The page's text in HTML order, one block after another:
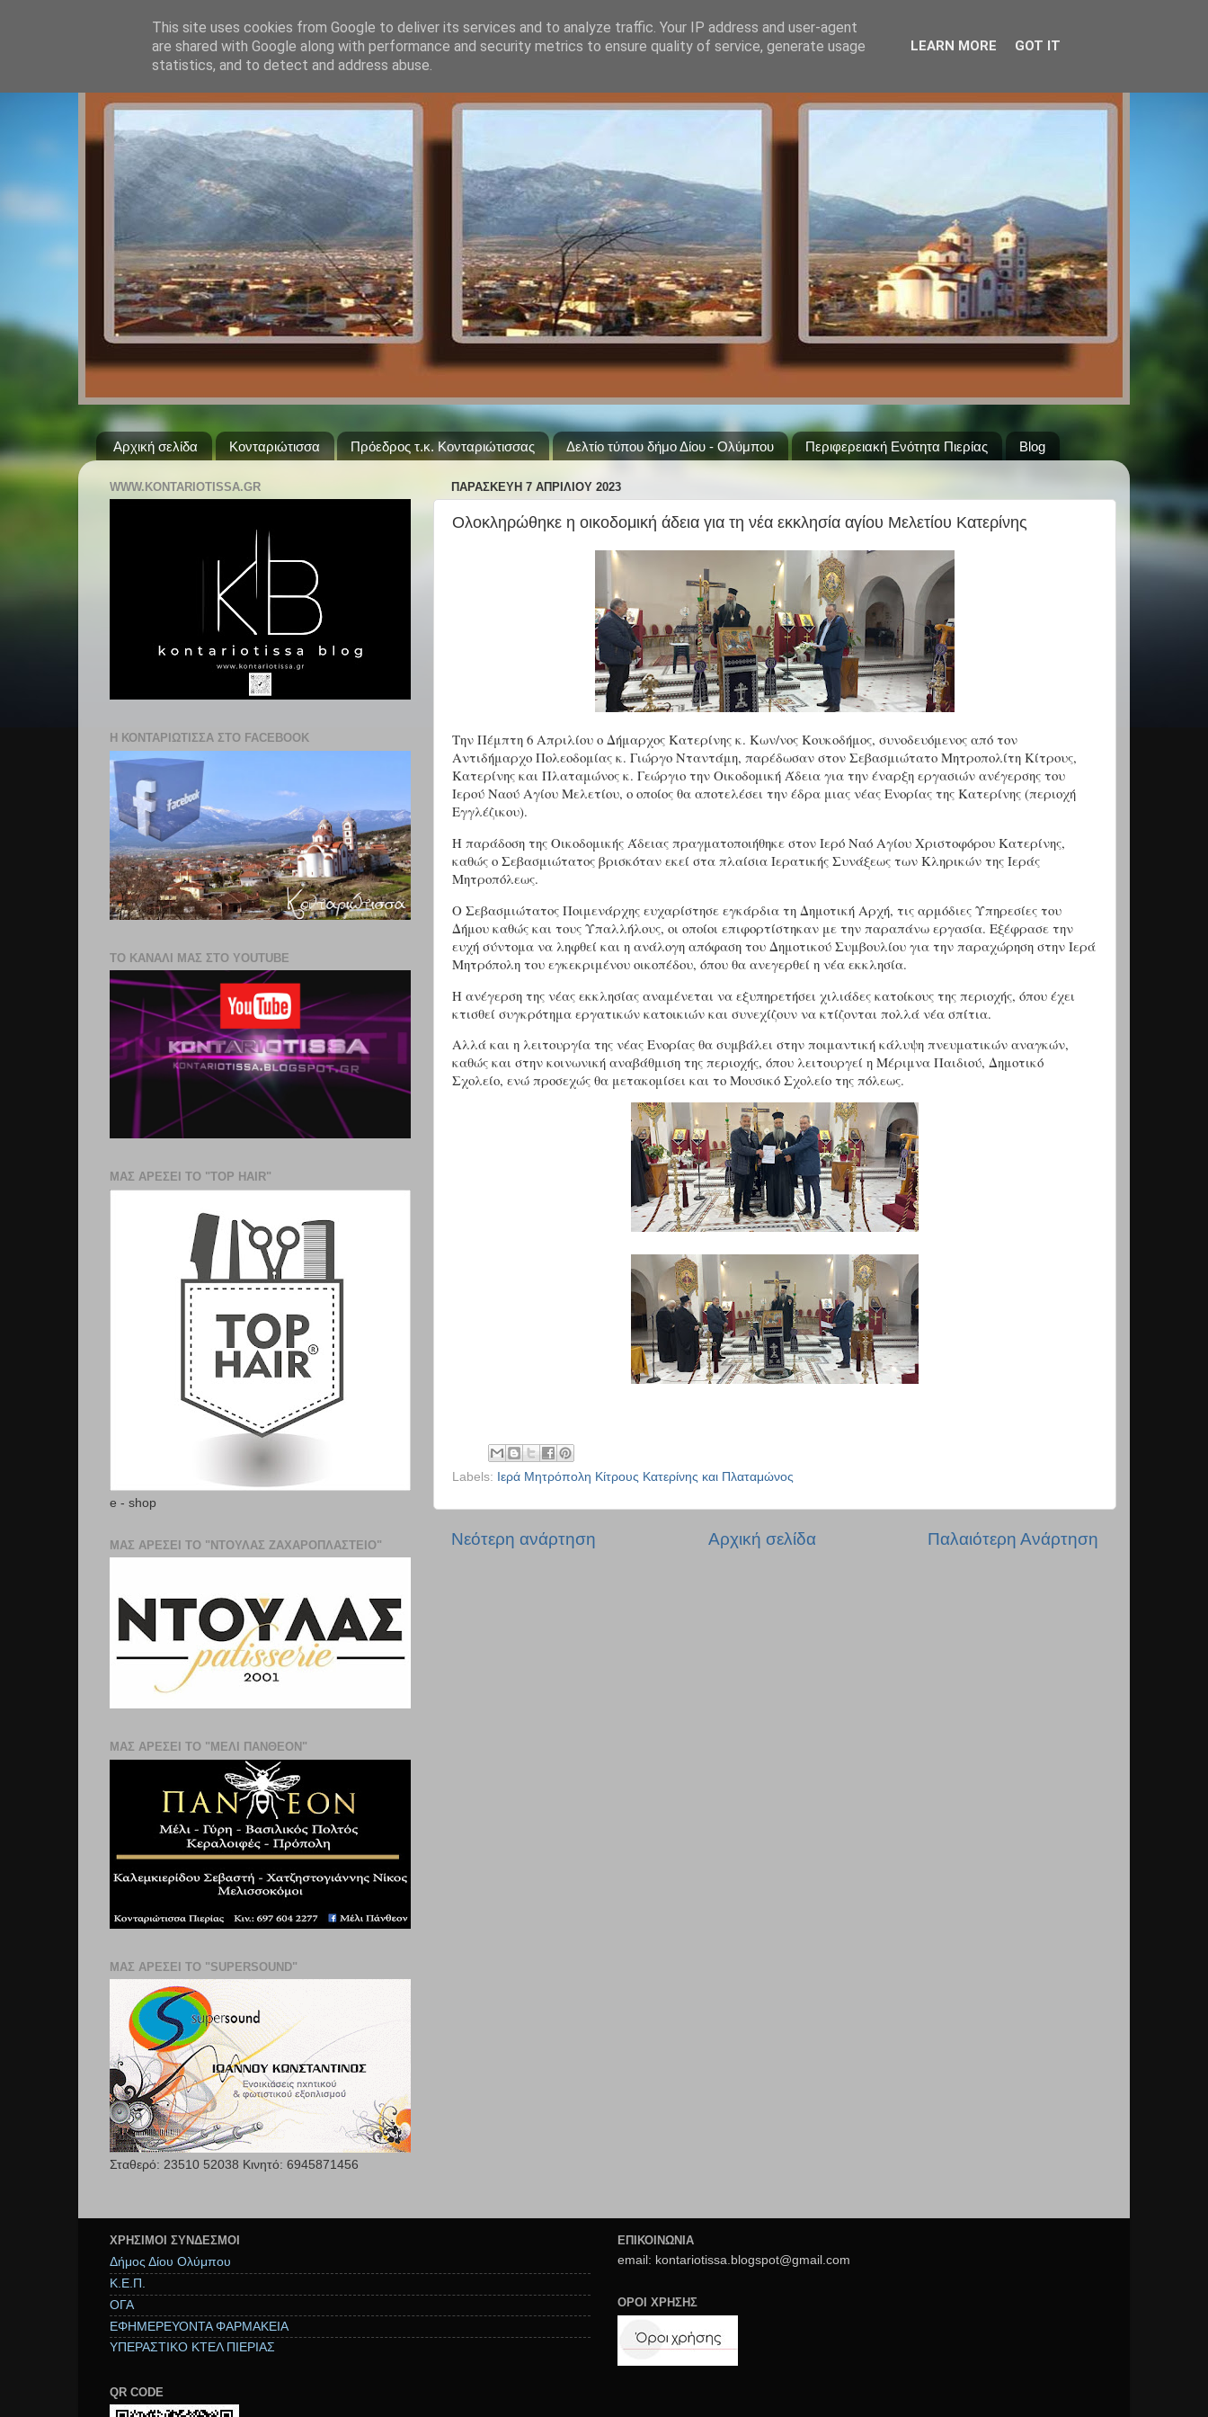
Αρχική σελίδα Κονταριώτισσα Πρόεδρος τ.κ. Κονταριώτισσας Δελτίο τύπου δήμο Δίου - Ολύμπου Περιφερειακή Ενότητα Πιερίας Blog
ΠΑΡΑΣΚΕΥΉ 7 ΑΠΡΙΛΊΟΥ 2023
Ολοκληρώθηκε η οικοδομική άδεια για τη νέα εκκλησία αγίου Μελετίου Κατερίνης
Την Πέμπτη 6 Απριλίου ο Δήμαρχος Κατερίνης κ. Κων/νος Κουκοδήμος, συνοδευόμενος από τον
Αντιδήμαρχο Πολεοδομίας κ. Γιώργο Νταντάμη, παρέδωσαν στον Σεβασμιώτατο Μητροπολίτη Κίτρους,
Κατερίνης και Πλαταμώνος κ. Γεώργιο την Οικοδομική Άδεια για την έναρξη εργασιών ανέγερσης του
Ιερού Ναού Αγίου Μελετίου, ο οποίος θα αποτελέσει την έδρα μιας νέας Ενορίας της Κατερίνης (περιοχή
Εγγλέζικου).
Η παράδοση της Οικοδομικής Άδειας πραγματοποιήθηκε στον Ιερό Ναό Αγίου Χριστοφόρου Κατερίνης,
καθώς ο Σεβασμιώτατος βρισκόταν εκεί στα πλαίσια Ιερατικής Συνάξεως των Κληρικών της Ιεράς
Μητροπόλεως.
Ο Σεβασμιώτατος Ποιμενάρχης ευχαρίστησε εγκάρδια τη Δημοτική Αρχή, τις αρμόδιες Υπηρεσίες του
Δήμου καθώς και τους Υπαλλήλους, οι οποίοι επιφορτίστηκαν με την παραπάνω εργασία. Εξέφρασε την
ευχή σύντομα να ληφθεί και η ανάλογη απόφαση του Δημοτικού Συμβουλίου για την παραχώρηση στην Ιερά
Μητρόπολη του εγκεκριμένου οικοπέδου, όπου θα ανεγερθεί η νέα εκκλησία.
Η ανέγερση της νέας εκκλησίας αναμένεται να εξυπηρετήσει χιλιάδες κατοίκους της περιοχής, όπου έχει
κτισθεί συγκρότημα εργατικών κατοικιών και συνεχίζουν να κτίζονται πολλά νέα σπίτια.
Αλλά και η λειτουργία της νέας Ενορίας θα συμβάλει στην ποιμαντική κάλυψη πνευματικών αναγκών,
καθώς και στην κοινωνική αναβάθμιση της περιοχής, όπου λειτουργεί η Μέριμνα Παιδιού, Δημοτικό
Σχολείο, ενώ προσεχώς θα μετακομίσει και το Μουσικό Σχολείο της πόλεως.
Labels: Ιερά Μητρόπολη Κίτρους Κατερίνης και Πλαταμώνος
Νεότερη ανάρτηση Παλαιότερη Ανάρτηση
Αρχική σελίδα
WWW.KONTARIOTISSA.GR
Η ΚΟΝΤΑΡΙΩΤΙΣΣΑ ΣΤΟ FACEBOOK
ΤΟ ΚΑΝΑΛΙ ΜΑΣ ΣΤΟ YOUTUBE
ΜΑΣ ΑΡΕΣΕΙ ΤΟ "TOP HAIR"
e - shop
ΜΑΣ ΑΡΕΣΕΙ ΤΟ "ΝΤΟΥΛΑΣ ΖΑΧΑΡΟΠΛΑΣΤΕΊΟ"
ΜΑΣ ΑΡΕΣΕΙ ΤΟ "ΜΕΛΙ ΠΑΝΘΕΟΝ"
ΜΑΣ ΑΡΕΣΕΙ ΤΟ "SUPERSOUND"
Σταθερό: 23510 52038 Κινητό: 6945871456
ΧΡΉΣΙΜΟΙ ΣΥΝΔΕΣΜΟΙ
Δήμος Δίου Ολύμπου
Κ.Ε.Π.
ΟΓΑ
ΕΦΗΜΕΡΕΥΟΝΤΑ ΦΑΡΜΑΚΕΙΑ
ΥΠΕΡΑΣΤΙΚΟ ΚΤΕΛ ΠΙΕΡΙΑΣ
QR CODE
ΕΠΙΚΟΙΝΩΝΙΑ
email: kontariotissa.blogspot@gmail.com
ΟΡΟΙ ΧΡΗΣΗΣ
This site uses cookies from Google to deliver its services and to analyze traffic. Your IP address and user-agent
are shared with Google along with performance and security metrics to ensure quality of service, generate usage
statistics, and to detect and address abuse.
LEARN MORE GOT IT